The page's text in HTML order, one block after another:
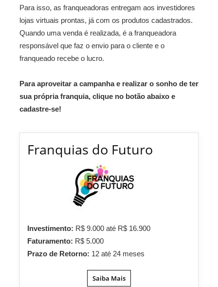
Para isso, as franqueadoras entregam aos investidores
lojas virtuais prontas, já com os produtos cadastrados.
Quando uma venda é realizada, é a franqueadora
responsável que faz o envio para o cliente e o
franqueado recebe o lucro.
Para aproveitar a campanha e realizar o sonho de ter
sua própria franquia, clique no botão abaixo e
cadastre-se!
Franquias do Futuro
Investimento: R$ 9.000 até R$ 16.900
Faturamento: R$ 5.000
Prazo de Retorno: 12 até 24 meses
Saiba Mais